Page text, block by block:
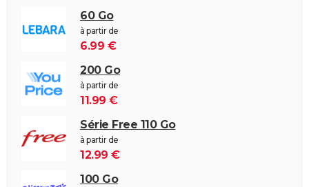
60 Go
à partir de
6.99 €
200 Go
à partir de
11.99 €
Série Free 110 Go
à partir de
12.99 €
100 Go